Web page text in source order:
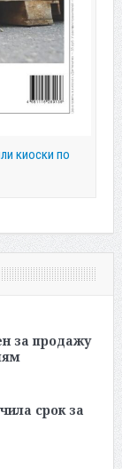
киоски по
за продажу
срок за